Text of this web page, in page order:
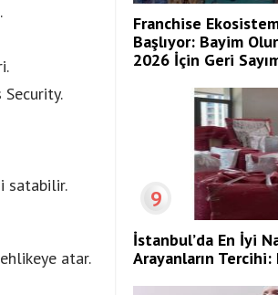
satabilir.
atar.
Franchise
Başlıyor: Bayim
2026 İçin Geri
9
İstanbul’da En İyi
Arayanların